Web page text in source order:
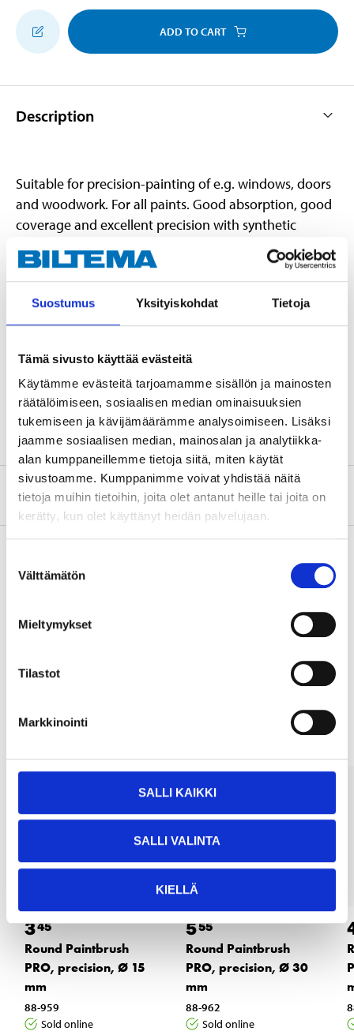
Suostumus Yksityiskohdat Tietoja
Tämä sivusto käyttää evästeitä
Käytämme evästeitä tarjoamamme sisällön ja mainosten
räätälöimiseen, sosiaalisen median ominaisuuksien
tukemiseen ja kävijämäärämme analysoimiseen. Lisäksi
jaamme sosiaalisen median, mainosalan ja analytiikka-
alan kumppaneillemme tietoja siitä, miten käytät
sivustoamme. Kumppanimme voivat yhdistää näitä
tietoja muihin tietoihin, joita olet antanut heille tai joita on
kerätty, kun olet käyttänyt heidän palvelujaan.
valinta
Välttämätön
Mieltymykset
Tilastot
Markkinointi
SALLI KAIKKI
SALLI VALINTA
KIELLÄ
ADD TO CART
Description
Suitable for precision-painting of e.g. windows, doors
and woodwork. For all paints. Good absorption, good
coverage and excellent precision with synthetic
Technical specifications
Brush
Diameter
25 mm
Type
PRO
About the manufacturer
Other customers also bought
345
Round Paintbrush
PRO, precision, Ø 15
mm
88-959
Sold online
555
Round Paintbrush
PRO, precision, Ø 30
mm
88-962
Sold online